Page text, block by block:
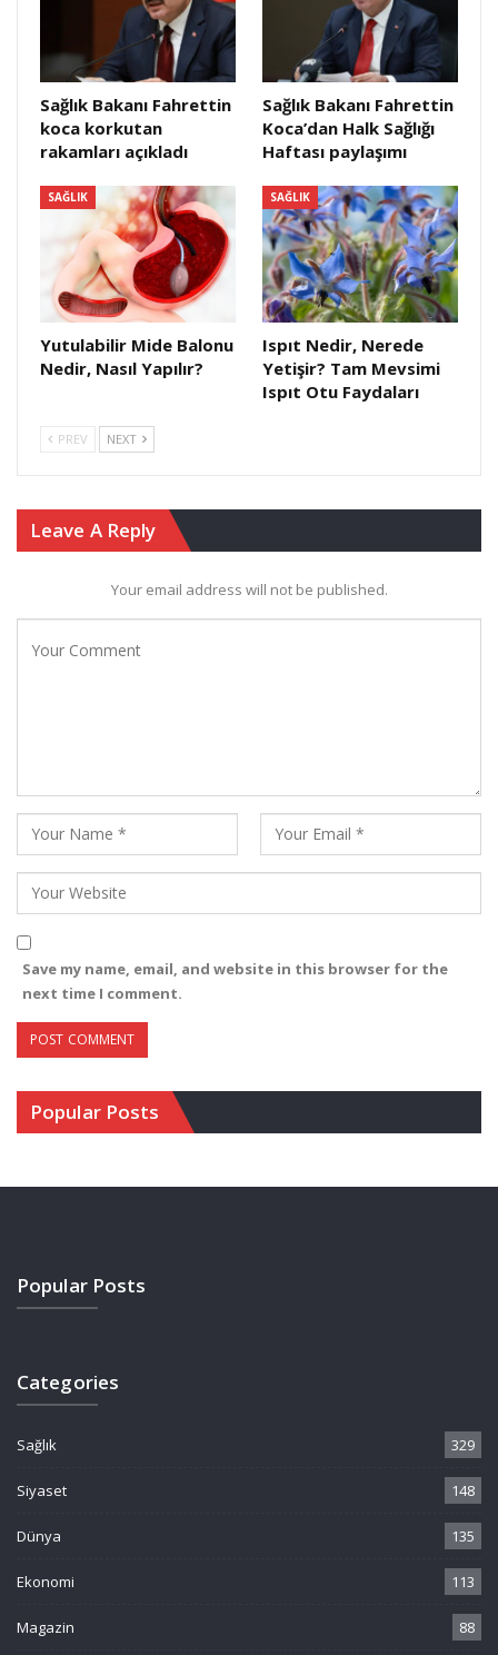
Sağlık Bakanı Fahrettin
koca korkutan
rakamları açıkladı
Sağlık Bakanı Fahrettin
Koca’dan Halk Sağlığı
Haftası paylaşımı
SAĞLIK
Yutulabilir Mide Balonu
Nedir, Nasıl Yapılır?
SAĞLIK
Ispıt Nedir, Nerede
Yetişir? Tam Mevsimi
Ispıt Otu Faydaları
PREV NEXT
Leave A Reply
Your email address will not be published.
Save my name, email, and website in this browser for the
next time I comment.
Popular Posts
Popular Posts
Categories
Sağlık 329
Siyaset 148
Dünya 135
Ekonomi 113
Magazin 88